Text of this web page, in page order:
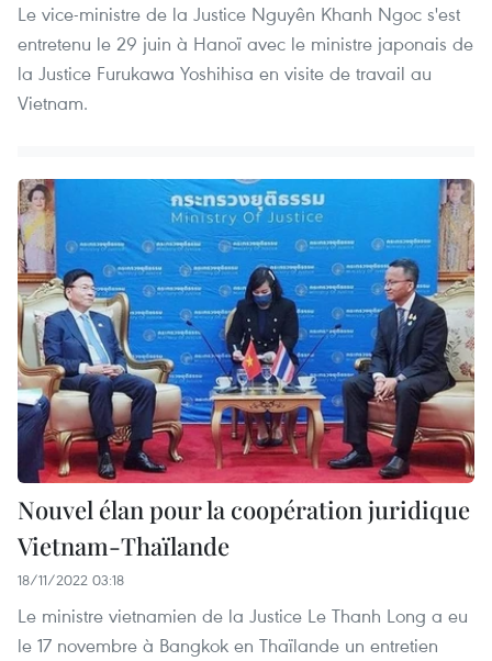
Le vice-ministre de la Justice Nguyên Khanh Ngoc s'est
entretenu le 29 juin à Hanoï avec le ministre japonais de
la Justice Furukawa Yoshihisa en visite de travail au
Vietnam.
Nouvel élan pour la coopération juridique
Vietnam-Thaïlande
18/11/2022 03:18
Le ministre vietnamien de la Justice Le Thanh Long a eu
le 17 novembre à Bangkok en Thaïlande un entretien